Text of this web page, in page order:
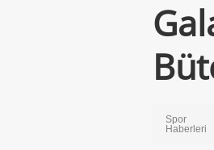
Spor
Haberleri